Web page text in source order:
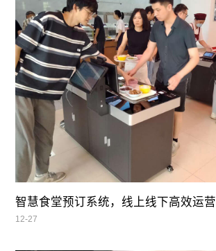
智慧食堂预订系统，线上线下高效运营
12-27